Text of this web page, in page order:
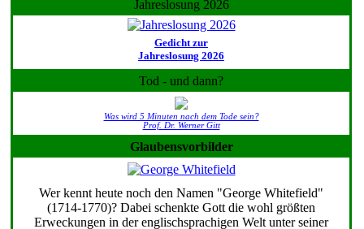
Jahreslosung 2026
Gedicht zur
Jahreslosung 2026
Tod - und dann?
Was wird 5 Minuten nach dem Tode sein?
Prof. Dr. Werner Gitt
Glaubensvorbilder
Wer kennt heute noch den Namen "George Whitefield"
(1714-1770)? Dabei schenkte Gott die wohl größten
Erweckungen in der englischsprachigen Welt unter seiner